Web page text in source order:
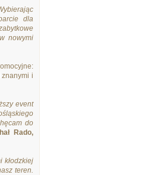
dla
nowymi
i
event
do
Rado,
kłodzkiej
teren.